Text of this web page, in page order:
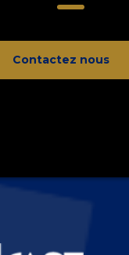
Contactez nous